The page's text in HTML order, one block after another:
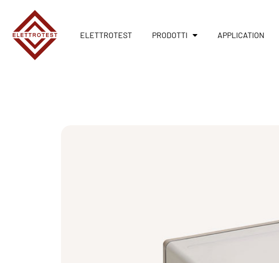
ELETTROTEST PRODOTTI APPLICATION